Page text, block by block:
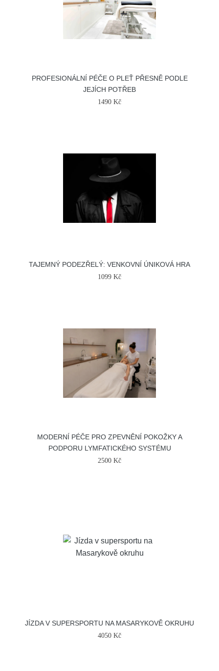
PROFESIONÁLNÍ PÉČE O PLEŤ PŘESNĚ PODLE
JEJÍCH POTŘEB
1490 Kč
TAJEMNÝ PODEZŘELÝ: VENKOVNÍ ÚNIKOVÁ HRA
1099 Kč
MODERNÍ PÉČE PRO ZPEVNĚNÍ POKOŽKY A
PODPORU LYMFATICKÉHO SYSTÉMU
2500 Kč
JÍZDA V SUPERSPORTU NA MASARYKOVĚ OKRUHU
4050 Kč